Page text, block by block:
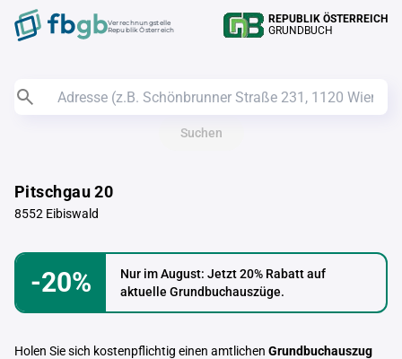
Verrechnungstelle
Republik Österreich
REPUBLIK ÖSTERREICH
GRUNDBUCH
Suchen
Pitschgau 20
8552 Eibiswald
-20%
Nur im August: Jetzt 20% Rabatt auf
aktuelle Grundbuchauszüge.
Holen Sie sich kostenpflichtig einen amtlichen Grundbuchauszug